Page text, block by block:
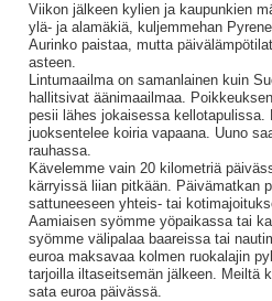
Viikon jälkeen kylien ja kaupunkien
ylä- ja alamäkiä, kuljemmehan
Aurinko paistaa, mutta
asteen.
Lintumaailma on samanlainen kuin
hallitsivat äänimaailmaa.
pesii lähes jokaisessa kellotapulissa.
juoksentelee koiria vapaana. Uuno
rauhassa.
Kävelemme vain 20 kilometriä
kärryissä liian pitkään. Päivämatkan
sattuneeseen yhteis- tai
Aamiaisen syömme yöpaikassa tai
syömme välipalaa baareissa tai
euroa maksavaa kolmen ruokalajin
tarjoilla iltaseitsemän jälkeen. Meiltä
sata euroa päivässä.